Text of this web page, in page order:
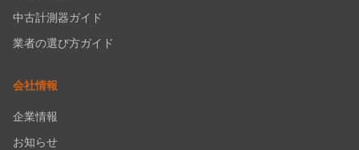
中古計測器ガイド
業者の選び方ガイド
会社情報
企業情報
お知らせ